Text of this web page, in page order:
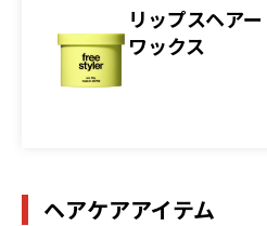
リップスヘア
ワックス
ヘアケアアイテム